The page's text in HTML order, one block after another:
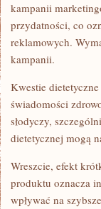
kampanii
przydatności, co
reklamowych.
kampanii.
Kwestie
świadomości
słodyczy,
dietetycznej mogą
Wreszcie, efekt
produktu oznacza
wpływać na